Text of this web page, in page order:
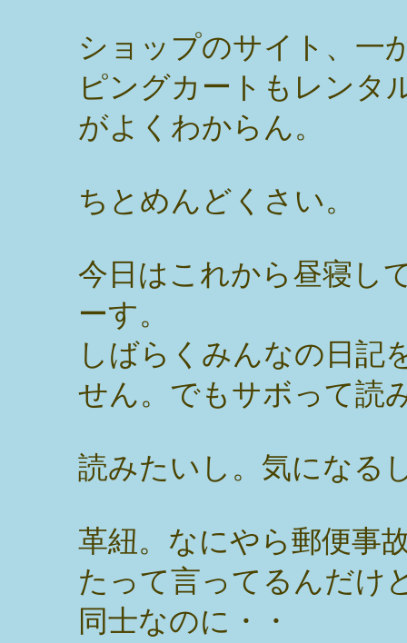
ショップのサイト、一
ピングカートもレンタ
がよくわからん。
ちとめんどくさい。
今日はこれから昼寝し
ーす。
しばらくみんなの日記
せん。でもサボって読
読みたいし。気になる
革紐。なにやら郵便事
たって言ってるんだけ
同士なのに・・